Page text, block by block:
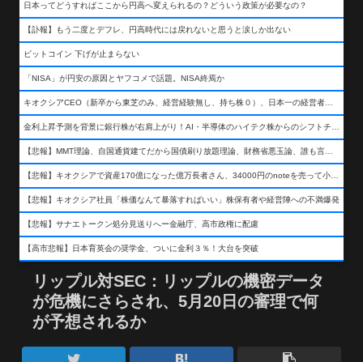
日本ってどうすればここから円高へ変えられるの？どういう政策が必要なの？
【訃報】もう二度とデフレ、円高時代には戻れないと思うと涙しか出ない
ビットコイン 下げが止まらない
「NISA」が円安の原因とヤフコメで話題。NISA終焉か
キオクシアCEO（新卒から東芝のみ、経営経験無し、持ち株０）、日本一の経営者になる…
金利上昇予測を背景に銀行株が右肩上がり！AI・半導体のハイテク株からのシフトチェンジも
【悲報】MMT理論、自国通貨建てだから国債刷り放題理論、財務省悪玉論、誰も言わなくなるwwwwwwwwwwwwwww
【悲報】キオクシアで資産170億になった億万長者さん、34000円のnoteを売って小銭を稼いでしまうwwwwwwwwwwwwwwwwwwww
【悲報】キオクシア社員「株価なんて暴落すればいい」株保有者や経営陣への不満爆発
【悲報】サナエトークン処分見送りへー金融庁、高市政権に配慮
【高市悲報】日本育英会の奨学金、ついに金利３％！大台を突破
リップル対SEC：リップルの機密データ
が危機にさらされ、5月20日の審理で何
が予想されるか